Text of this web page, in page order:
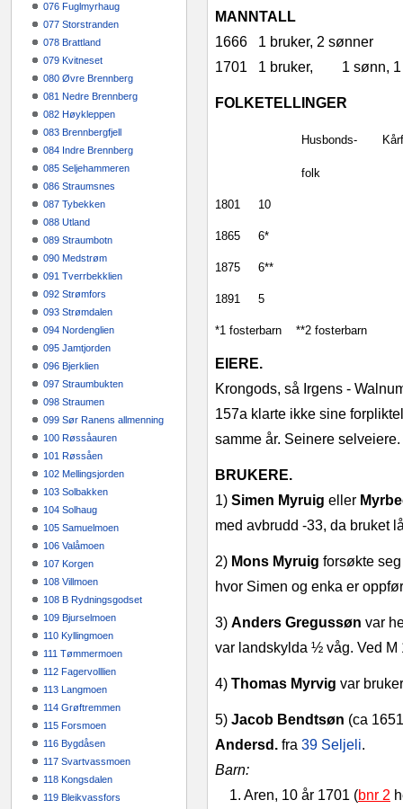
076 Fuglmyrhaug
077 Storstranden
078 Brattland
079 Kvitneset
080 Øvre Brennberg
081 Nedre Brennberg
082 Høykleppen
083 Brennbergfjell
084 Indre Brennberg
085 Seljehammeren
086 Straumsnes
087 Tybekken
088 Utland
089 Straumbotn
090 Medstrøm
091 Tverrbekklien
092 Strømfors
093 Strømdalen
094 Nordenglien
095 Jamtjorden
096 Bjerklien
097 Straumbukten
098 Straumen
099 Sør Ranens allmenning
100 Røssåauren
101 Røssåen
102 Mellingsjorden
103 Solbakken
104 Solhaug
105 Samuelmoen
106 Valåmoen
107 Korgen
108 Villmoen
108 B Rydningsgodset
109 Bjurselmoen
110 Kyllingmoen
111 Tømmermoen
112 Fagervolllien
113 Langmoen
114 Grøftremmen
115 Forsmoen
116 Bygdåsen
117 Svartvassmoen
118 Kongsdalen
119 Bleikvassfors
MANNTALL
1666
1 bruker, 2 sønner
1701
1 bruker, 1 sønn,
FOLKETELLINGER
Husbonds‑
folk
1801 10
1865 6*
1875 6**
1891 5
*1 fosterbarn **2 fosterbarn
EIERE.
Krongods, så Irgens ‑
157a klarte ikke sine
samme år. Seinere selveiere.
BRUKERE.
1) Simen Myruig eller
med avbrudd ‑33, da bruket
2) Mons Myruig forsøkte
hvor Simen og enka er
3) Anders Gregussøn var
var landskylda ½ våg. Ved M
4) Thomas Myrvig var
5) Jacob Bendtsøn (ca
Andersd. fra 39 Seljeli.
Barn:
1. Aren, 10 år 1701 (bnr 2